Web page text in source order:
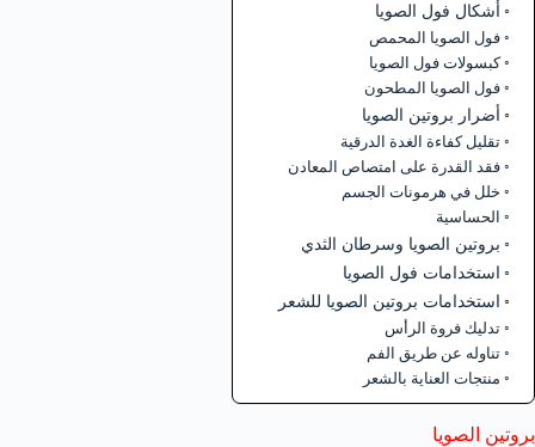
أشكال فول الصويا
فول الصويا المحمص
كبسولات فول الصويا
فول الصويا المطحون
أضرار بروتين الصويا
تقليل كفاءة الغدة الدرقية
فقد القدرة على امتصاص المعادن
خلل في هرمونات الجسم
الحساسية
بروتين الصويا وسرطان الثدي
استخدامات فول الصويا
استخدامات بروتين الصويا للشعر
تدليك فروة الرأس
تناوله عن طريق الفم
منتجات العناية بالشعر
بروتين الصويا